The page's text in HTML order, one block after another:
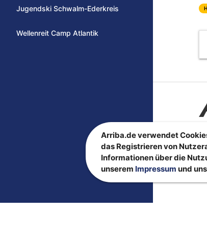
Jugendski Schwalm-Ederkreis
Wellenreit Camp Atlantik
Arriba.de verwendet
das Registrieren von
Informationen über die
unserem Impressum und